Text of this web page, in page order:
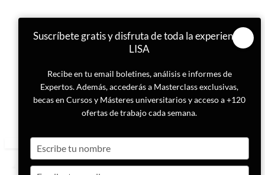
Suscríbete gratis y disfruta de toda la experiencia
LISA
Recibe en tu email boletines, análisis e informes de
Expertos. Además, accederás a Masterclass exclusivas,
becas en Cursos y Másteres universitarios y acceso a +120
ofertas de trabajo cada semana.
your
name